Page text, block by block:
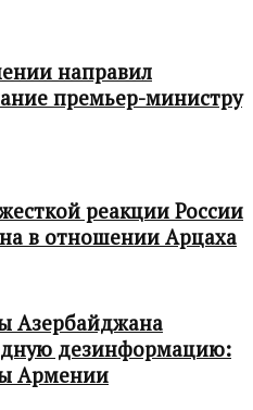
направил
премьер-министру
реакции России
в отношении Арцаха
Азербайджана
дезинформацию:
Армении